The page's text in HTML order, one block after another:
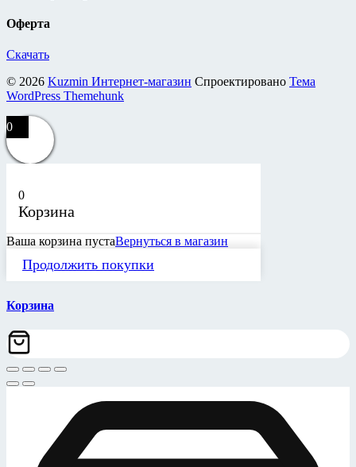
Оферта
Скачать
© 2026 Kuzmin Интернет-магазин Спроектировано Тема
WordPress Themehunk
0
0
Корзина
Ваша корзина пустаВернуться в магазин
Продолжить покупки
Корзина